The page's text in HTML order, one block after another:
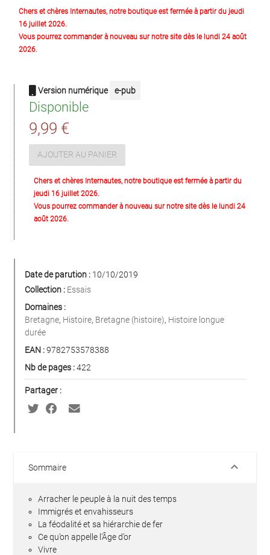
Chers et chères Internautes, notre boutique est fermée à partir du jeudi
16 juillet 2026.
Vous pourrez commander à nouveau sur notre site dès le lundi 24 août
2026.
Version numérique e-pub
Disponible
9,99 €
AJOUTER AU PANIER
Chers et chères Internautes, notre boutique est fermée à partir du
jeudi 16 juillet 2026.
Vous pourrez commander à nouveau sur notre site dès le lundi 24
août 2026.
Date de parution : 10/10/2019
Collection : Essais
Domaines :
Bretagne, Histoire, Bretagne (histoire), Histoire longue
durée
EAN :9782753578388
Nb de pages :422
Partager :
Sommaire keyboard_arrow_down
Arracher le peuple à la nuit des temps
Immigrés et envahisseurs
La féodalité et sa hiérarchie de fer
Ce qu’on appelle l’Âge d’or
Vivre